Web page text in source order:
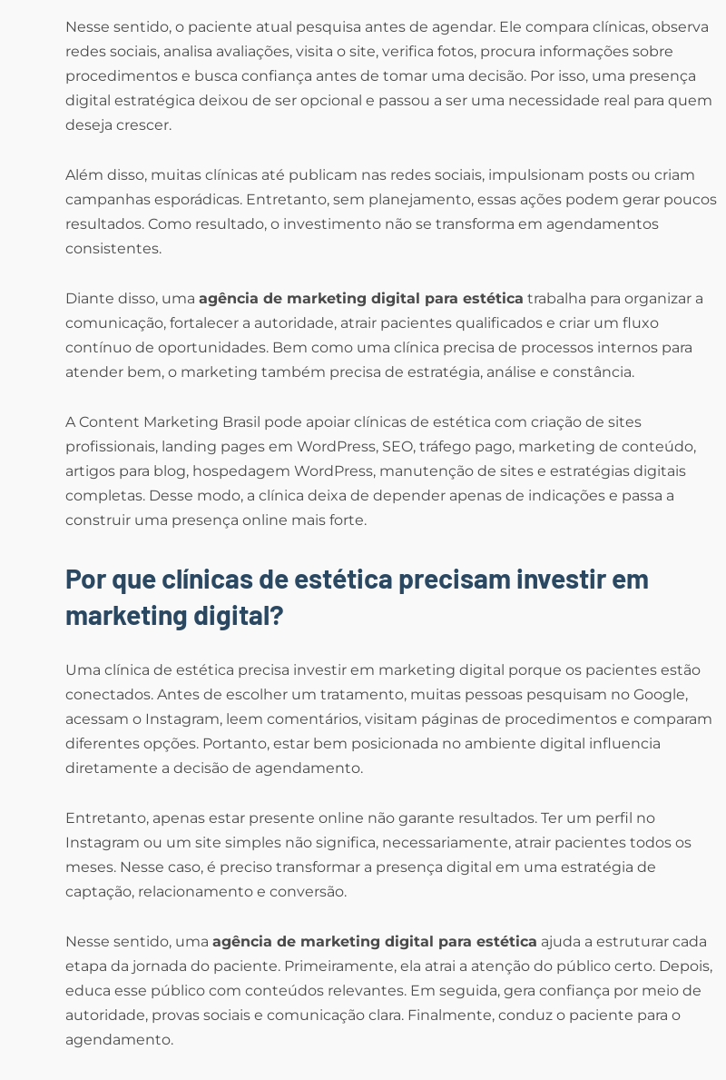
Nesse sentido, o paciente atual pesquisa antes de agendar. Ele compara clínicas, observa
redes sociais, analisa avaliações, visita o site, verifica fotos, procura informações sobre
procedimentos e busca confiança antes de tomar uma decisão. Por isso, uma presença
digital estratégica deixou de ser opcional e passou a ser uma necessidade real para quem
deseja crescer.
Além disso, muitas clínicas até publicam nas redes sociais, impulsionam posts ou criam
campanhas esporádicas. Entretanto, sem planejamento, essas ações podem gerar poucos
resultados. Como resultado, o investimento não se transforma em agendamentos
consistentes.
Diante disso, uma agência de marketing digital para estética trabalha para organizar a
comunicação, fortalecer a autoridade, atrair pacientes qualificados e criar um fluxo
contínuo de oportunidades. Bem como uma clínica precisa de processos internos para
atender bem, o marketing também precisa de estratégia, análise e constância.
A Content Marketing Brasil pode apoiar clínicas de estética com criação de sites
profissionais, landing pages em WordPress, SEO, tráfego pago, marketing de conteúdo,
artigos para blog, hospedagem WordPress, manutenção de sites e estratégias digitais
completas. Desse modo, a clínica deixa de depender apenas de indicações e passa a
construir uma presença online mais forte.
Por que clínicas de estética precisam investir em
marketing digital?
Uma clínica de estética precisa investir em marketing digital porque os pacientes estão
conectados. Antes de escolher um tratamento, muitas pessoas pesquisam no Google,
acessam o Instagram, leem comentários, visitam páginas de procedimentos e comparam
diferentes opções. Portanto, estar bem posicionada no ambiente digital influencia
diretamente a decisão de agendamento.
Entretanto, apenas estar presente online não garante resultados. Ter um perfil no
Instagram ou um site simples não significa, necessariamente, atrair pacientes todos os
meses. Nesse caso, é preciso transformar a presença digital em uma estratégia de
captação, relacionamento e conversão.
Nesse sentido, uma agência de marketing digital para estética ajuda a estruturar cada
etapa da jornada do paciente. Primeiramente, ela atrai a atenção do público certo. Depois,
educa esse público com conteúdos relevantes. Em seguida, gera confiança por meio de
autoridade, provas sociais e comunicação clara. Finalmente, conduz o paciente para o
agendamento.